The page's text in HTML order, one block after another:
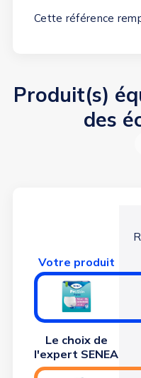
Cette référence
Produit(s)
des
Votre produit
Le choix de
l'expert SENEA